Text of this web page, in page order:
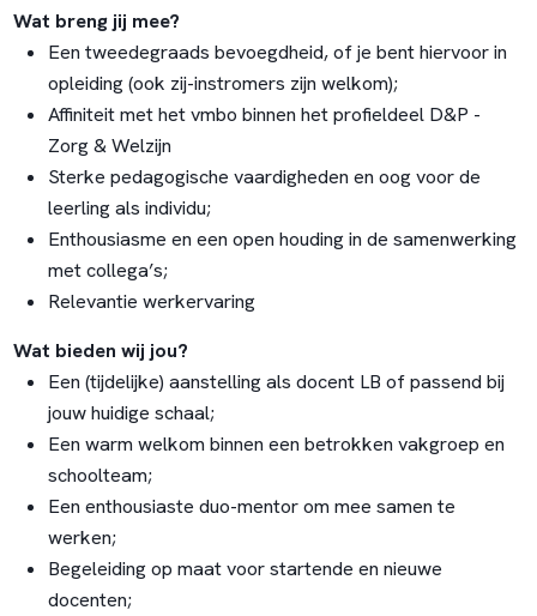
Wat breng jij mee?
Een tweedegraads bevoegdheid, of je bent hiervoor in
opleiding (ook zij-instromers zijn welkom);
Affiniteit met het vmbo binnen het profieldeel D&P -
Zorg & Welzijn
Sterke pedagogische vaardigheden en oog voor de
leerling als individu;
Enthousiasme en een open houding in de samenwerking
met collega’s;
Relevantie werkervaring
Wat bieden wij jou?
Een (tijdelijke) aanstelling als docent LB of passend bij
jouw huidige schaal;
Een warm welkom binnen een betrokken vakgroep en
schoolteam;
Een enthousiaste duo-mentor om mee samen te
werken;
Begeleiding op maat voor startende en nieuwe
docenten;